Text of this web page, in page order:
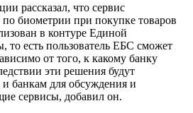
рассказал, что сервис
по биометрии при покупке товаров
в контуре Единой
то есть пользователь ЕБС сможет
от того, к какому банку
эти решения будут
банкам для обсуждения и
сервисы, добавил он.